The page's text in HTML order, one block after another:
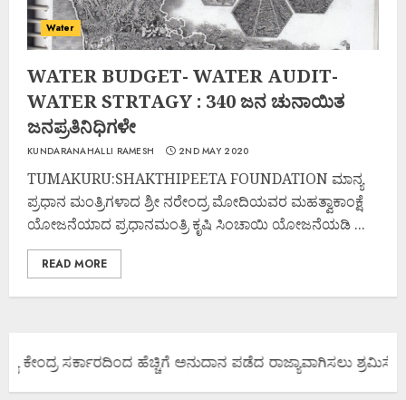
Water
WATER BUDGET- WATER AUDIT-
WATER STRTAGY : 340 ಜನ ಚುನಾಯಿತ
ಜನಪ್ರತಿನಿಧಿಗಳೇ
KUNDARANAHALLI RAMESH 2ND MAY 2020
TUMAKURU:SHAKTHIPEETA FOUNDATION ಮಾನ್ಯ
ಪ್ರಧಾನ ಮಂತ್ರಿಗಳಾದ ಶ್ರೀ ನರೇಂದ್ರ ಮೋದಿಯವರ ಮಹತ್ವಾಕಾಂಕ್ಷೆ
ಯೋಜನೆಯಾದ ಪ್ರಧಾನಮಂತ್ರಿ ಕೃಷಿ ಸಿಂಚಾಯಿ ಯೋಜನೆಯಡಿ ...
READ MORE
ಕೇಂದ್ರ ಸರ್ಕಾರದಿಂದ ಹೆಚ್ಚಿಗೆ ಅನುದಾನ ಪಡೆದ ರಾಜ್ಯಾವಾಗಿಸಲು